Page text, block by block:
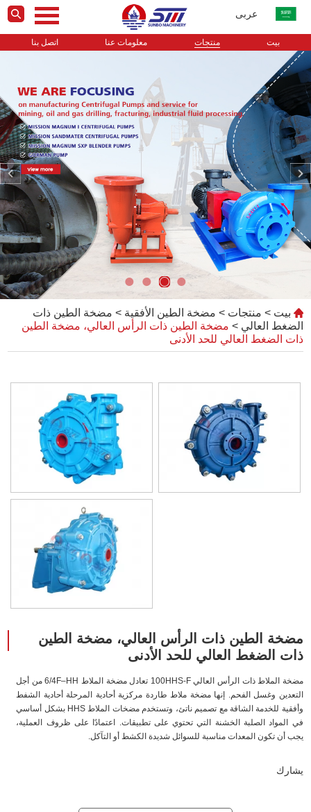
عربى
بيت منتجات معلومات عنا اتصل بنا
بيت > منتجات > مضخة الطين الأفقية > مضخة الطين ذات
الضغط العالي > مضخة الطين ذات الرأس العالي، مضخة الطين
ذات الضغط العالي للحد الأدنى
مضخة الطين ذات الرأس العالي، مضخة الطين
ذات الضغط العالي للحد الأدنى
مضخة الملاط ذات الرأس العالي 100HHS-F تعادل مضخة الملاط 6/4F–HH من أجل
التعدين وغسل الفحم. إنها مضخة ملاط طاردة مركزية أحادية المرحلة أحادية الشفط
وأفقية للخدمة الشاقة مع تصميم ناتئ، وتستخدم مضخات الملاط HHS بشكل أساسي
في المواد الصلبة الخشنة التي تحتوي على تطبيقات. اعتمادًا على ظروف العملية،
يجب أن تكون المعدات مناسبة للسوائل شديدة الكشط أو التآكل.
يشارك